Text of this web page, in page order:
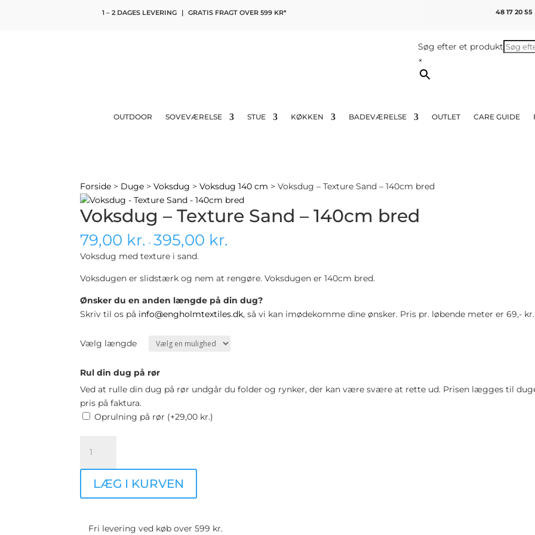
1 – 2 DAGES LEVERING | GRATIS FRAGT OVER 599 KR* 48 17 20 55
Søg efter et produkt
×
OUTDOOR SOVEVÆRELSE STUE KØKKEN BADEVÆRELSE OUTLET CARE GUIDE
Forside > Duge >Voksdug >Voksdug 140 cm > Voksdug – Texture Sand – 140cm bred
Voksdug – Texture Sand – 140cm bred
79,00 kr. -395,00 kr.
Voksdug med texture i sand.
Voksdugen er slidstærk og nem at rengøre. Voksdugen er 140cm bred.
Ønsker du en anden længde på din dug?
Skriv til os på info@engholmtextiles.dk, så vi kan imødekomme dine ønsker. Pris pr. løbende meter er 69,- kr.
Vælg længde
Rul din dug på rør
Ved at rulle din dug på rør undgår du folder og rynker, der kan være svære at rette ud. Prisen lægges til
pris på faktura.
Oprulning på rør (+29,00 kr.)
Texture
Sand
-
bred
LÆG I KURVEN
Fri levering ved køb over 599 kr.